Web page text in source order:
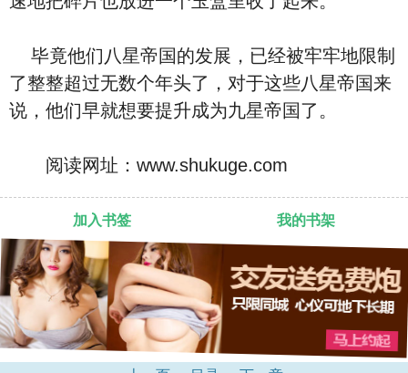
毕竟他们八星帝国的发展，已经被牢牢地限制
了整整超过无数个年头了，对于这些八星帝国来
说，他们早就想要提升成为九星帝国了。
阅读网址：www.shukuge.com
加入书签 我的书架